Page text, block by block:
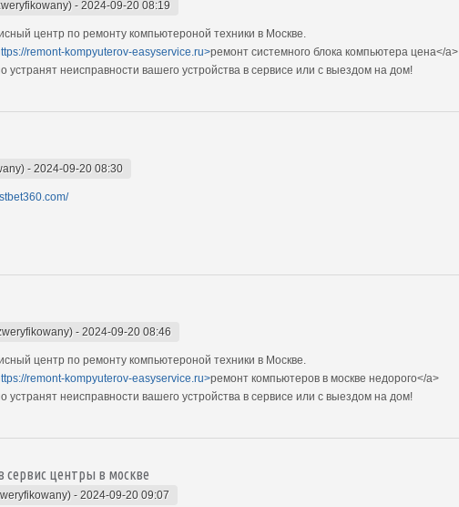
- 2024-09-20 08:19
центр по ремонту компьютероной техники в Москве.
remont-kompyuterov-easyservice.ru>ремонт системного блока компьютера цена</a>
неисправности вашего устройства в сервисе или с выездом на дом!
- 2024-09-20 08:30
- 2024-09-20 08:46
центр по ремонту компьютероной техники в Москве.
remont-kompyuterov-easyservice.ru>ремонт компьютеров в москве недорого</a>
неисправности вашего устройства в сервисе или с выездом на дом!
сервис центры в москве
- 2024-09-20 09:07